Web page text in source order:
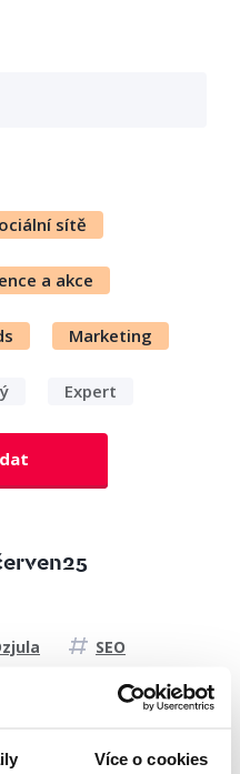
Více o cookies
sítě
a akce
Marketing
Expert
SEO
týdnech nežije ničím